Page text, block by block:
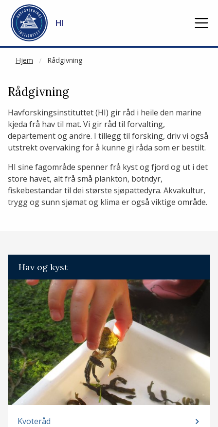
Gå til hovedinnhold
HI
Hjem Rådgivning
NOT CACHED
Rådgivning
Havforskingsinstituttet (HI) gir råd i heile den marine
kjeda frå hav til mat. Vi gir råd til forvalting,
departement og andre. I tillegg til forsking, driv vi også
utstrekt overvaking for å kunne gi råda som er bestilt.
HI sine fagområde spenner frå kyst og fjord og ut i det
store havet, alt frå små plankton, botndyr,
fiskebestandar til dei største sjøpattedyra. Akvakultur,
trygg og sunn sjømat og klima er også viktige område.
Hav og kyst
Kvoteråd